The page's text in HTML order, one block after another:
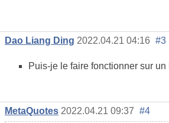
Dao Liang Ding 2022.04.21 04:16 #3
Puis-je le faire fonctionner sur
MetaQuotes 2022.04.21 09:37 #4